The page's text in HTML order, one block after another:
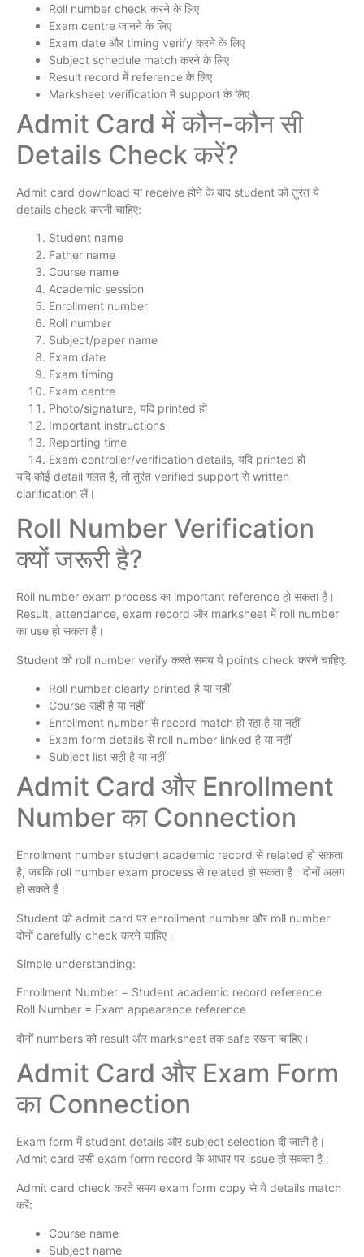
Roll number check करने के लिए
Exam centre जानने के लिए
Exam date और timing verify करने के लिए
Subject schedule match करने के लिए
Result record में reference के लिए
Marksheet verification में support के लिए
Admit Card में कौन-कौन सी
Details Check करें?
Admit card download या receive होने के बाद student को तुरंत ये
details check करनी चाहिए:
Student name
Father name
Course name
Academic session
Enrollment number
Roll number
Subject/paper name
Exam date
Exam timing
Exam centre
Photo/signature, यदि printed हो
Important instructions
Reporting time
Exam controller/verification details, यदि printed हों
यदि कोई detail गलत है, तो तुरंत verified support से written
clarification लें।
Roll Number Verification
क्यों जरूरी है?
Roll number exam process का important reference हो सकता है।
Result, attendance, exam record और marksheet में roll number
का use हो सकता है।
Student को roll number verify करते समय ये points check करने चाहिए:
Roll number clearly printed है या नहीं
Course सही है या नहीं
Enrollment number से record match हो रहा है या नहीं
Exam form details से roll number linked है या नहीं
Subject list सही है या नहीं
Admit Card और Enrollment
Number का Connection
Enrollment number student academic record से related हो सकता
है, जबकि roll number exam process से related हो सकता है। दोनों अलग
हो सकते हैं।
Student को admit card पर enrollment number और roll number
दोनों carefully check करने चाहिए।
Simple understanding:
Enrollment Number = Student academic record reference
Roll Number = Exam appearance reference
दोनों numbers को result और marksheet तक safe रखना चाहिए।
Admit Card और Exam Form
का Connection
Exam form में student details और subject selection दी जाती है।
Admit card उसी exam form record के आधार पर issue हो सकता है।
Admit card check करते समय exam form copy से ये details match
करें:
Course name
Subject name